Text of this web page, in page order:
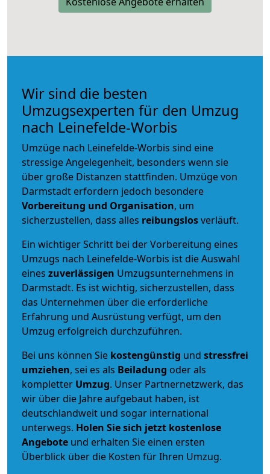
Wir sind die besten
Umzugsexperten für den Umzug
nach Leinefelde-Worbis
Umzüge nach Leinefelde-Worbis sind eine
stressige Angelegenheit, besonders wenn sie
über große Distanzen stattfinden. Umzüge von
Darmstadt erfordern jedoch besondere
Vorbereitung und Organisation, um
sicherzustellen, dass alles reibungslosverläuft.
Ein wichtiger Schritt bei der Vorbereitung eines
Umzugs nach Leinefelde-Worbis ist die Auswahl
eines zuverlässigen Umzugsunternehmens in
Darmstadt. Es ist wichtig, sicherzustellen, dass
das Unternehmen über die erforderliche
Erfahrung und Ausrüstung verfügt, um den
Umzug erfolgreich durchzuführen.
Bei uns können Sie kostengünstig und stressfrei
umziehen, sei es als Beiladung oder als
kompletter Umzug. Unser Partnernetzwerk, das
wir über die Jahre aufgebaut haben, ist
deutschlandweit und sogar international
unterwegs. Holen Sie sich jetzt kostenlose
Angebote und erhalten Sie einen ersten
Überblick über die Kosten für Ihren Umzug.